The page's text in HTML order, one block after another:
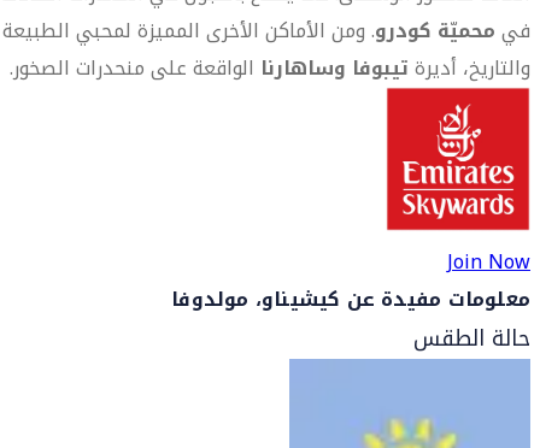
فيمحميّة كودرو. ومن الأماكن الأخرى المميزة لمحبي الطبيعة
والتاريخ، أديرةتيبوفا وساهارنا الواقعة على منحدرات الصخور.
Join Now
معلومات مفيدة عن كيشيناو، مولدوفا
حالة الطقس